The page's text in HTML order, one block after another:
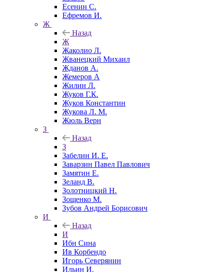
Есенин С.
Ефремов И.
Ж
Назад
Ж
Жаколио Л.
Жванецкий Михаил
Жданов А.
Жемеров А
Жилин Л.
Жуков Г.К.
Жуков Константин
Жукова Л. М.
Жюль Верн
З
Назад
З
Забелин И. Е.
Заварзин Павел Павлович
Замятин Е.
Зеланд В.
Золотницкий Н.
Зощенко М.
Зубов Андрей Борисович
И
Назад
И
Ибн Сина
Ив Корбендо
Игорь Северянин
Ильин И.